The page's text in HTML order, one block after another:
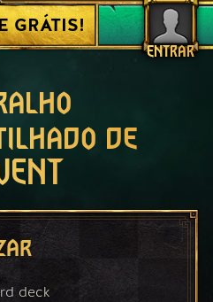
ENTRAR
GRÁTIS!
de
deck